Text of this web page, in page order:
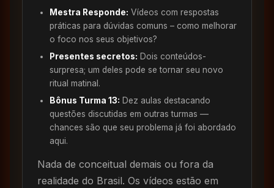
Mestra Responde: Vídeos com respostas
práticas para dúvidas comuns – como melhorar
o foco nos seus objetivos?
Presentes secretos: Dois conteúdos-
surpresa; um deles pode se tornar seu novo
ritual matinal.
Bônus Turma 13: Dez aulas destacando
questões discutidas em outras turmas —
chances são que seu problema já foi abordado
aqui.
Nada de conceitual demais ou fora da
realidade do Brasil. Os vídeos estão em